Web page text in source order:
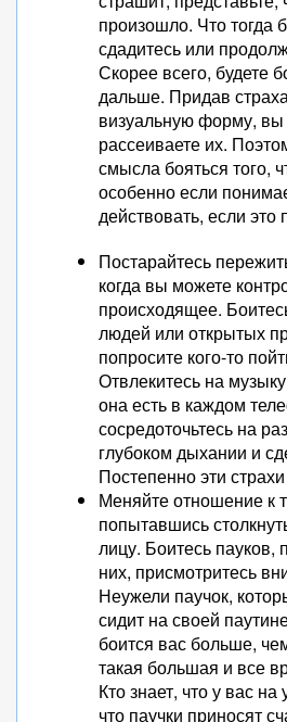
произошло. Что тогда
сдадитесь или
Скорее всего, будете
дальше. Придав
визуальную форму,
рассеиваете их.
смысла бояться того,
особенно если
действовать, если это
Постарайтесь
когда вы можете
происходящее.
людей или открытых
попросите кого-то
Отвлекитесь на
она есть в каждом
сосредоточьтесь на
глубоком дыхании и
Постепенно эти
Меняйте отношение к
попытавшись
лицу. Боитесь пауков,
них, присмотритесь
Неужели паучок,
сидит на своей
боится вас больше,
такая большая и все
Кто знает, что у вас
что паучки приносят